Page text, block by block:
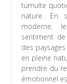
tumulte
nature. En
moderne,
sentiment
des
en pleine
prendre du
émotionnel